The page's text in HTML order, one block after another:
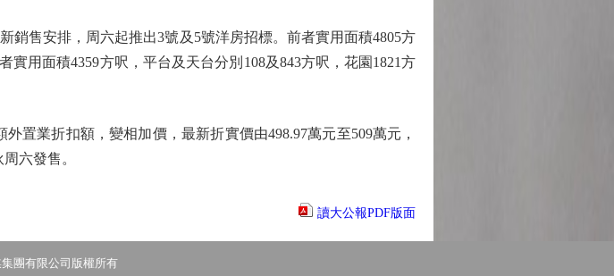
售安排，周六起推出3號及5號洋房招標。前者實用面積4805方
實用面積4359方呎，平台及天台分別108及843方呎，花園1821方
業折扣額，變相加價，最新折實價由498.97萬元至509萬元，
六發售。
讀大公報PDF版面
團有限公司版權所有